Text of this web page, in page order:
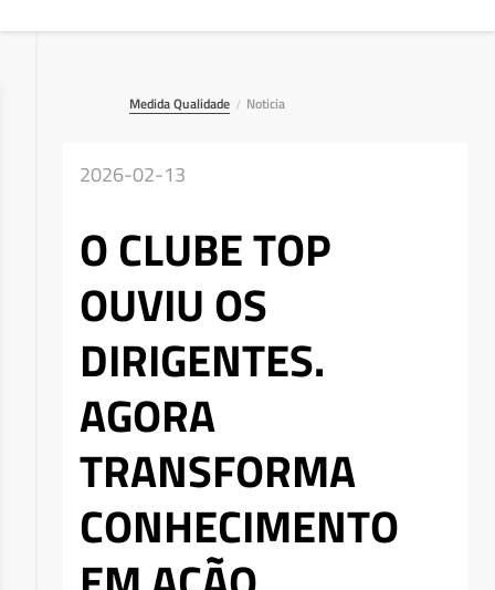
Medida Qualidade / Noticia
2026-02-13
O CLUBE TOP
OUVIU OS
DIRIGENTES.
AGORA
TRANSFORMA
CONHECIMENTO
Deseja apagar o ficheiro?